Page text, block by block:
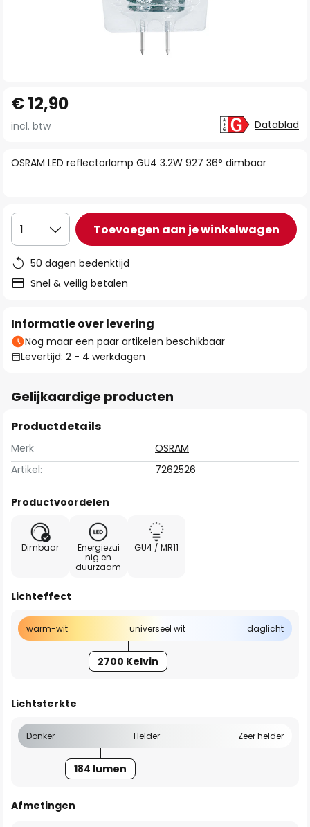
naar
het
van
gallerij
OSRAM LED reflectorlamp GU4 3.2W 927 36° dimbaar
€ 12,90
incl. btw Datablad
1 Toevoegen aan je winkelwagen
50 dagen bedenktijd
Snel & veilig betalen
Informatie over levering
Nog maar een paar artikelen beschikbaar
Levertijd: 2 - 4 werkdagen
Gelijkaardige producten
Productdetails
Merk
OSRAM
Artikel:
7262526
Productvoordelen
Dimbaar
Energiezui
nig en
duurzaam
GU4 / MR11
Lichteffect
warm-wit universeel wit daglicht
2700 Kelvin
Lichtsterkte
Donker Helder Zeer helder
184 lumen
Afmetingen